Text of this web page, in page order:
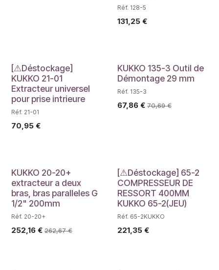
Réf. 128-5
131,25€
Déstockage
[⚠Déstockage]
KUKKO 21-01
Extracteur universel
pour prise intrieure
Réf. 21-01
70,95 €
KUKKO 135-3 Outil de
Démontage 29 mm
Réf. 135-3
67,86€ 70,69€
KUKKO 20-20+
extracteur a deux
bras, bras paralleles G
1/2" 200mm
Réf. 20-20+
252,16 € 262,67€
Déstockage
[⚠Déstockage] 65-2
COMPRESSEUR DE
RESSORT 400MM
KUKKO 65-2(JEU)
Réf. 65-2KUKKO
221,35€